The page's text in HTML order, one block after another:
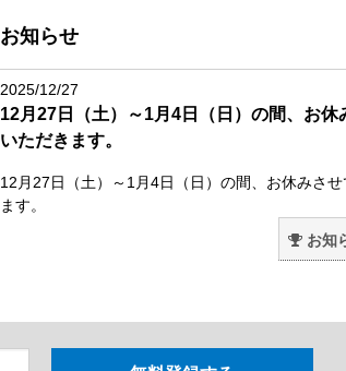
お知らせ
2025/12/27
12月27日（土）～1月4日（日）の間、お休
いただきます。
12月27日（土）～1月4日（日）の間、お休みさせ
ます。
お知